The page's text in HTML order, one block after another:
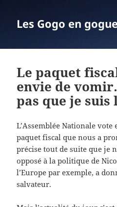
Les Gogo en
Le paquet
envie de
pas que je suis
L’Assemblée Nationale
paquet fiscal que nous a
précise tout de suite que je
opposé à la politique de
l’Europe par exemple, a
salvateur.